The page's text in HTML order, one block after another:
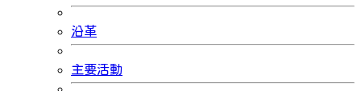
沿革
主要活動